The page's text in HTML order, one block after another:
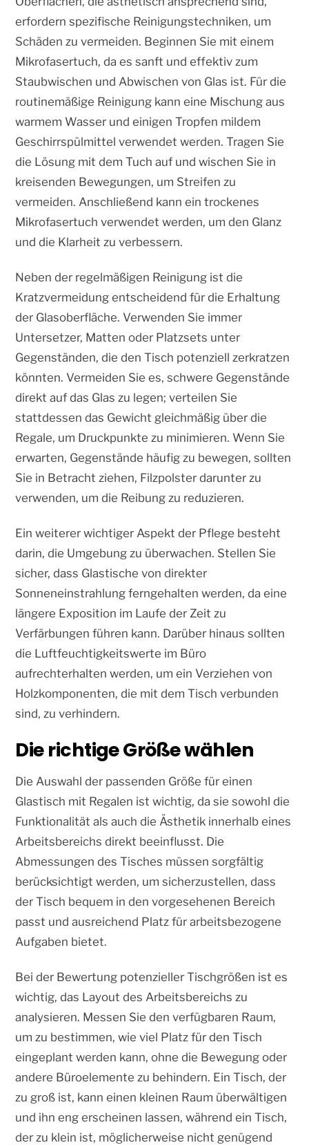
erfordern spezifische Reinigungstechniken, um
Schäden zu vermeiden. Beginnen Sie mit einem
Mikrofasertuch, da es sanft und effektiv zum
Staubwischen und Abwischen von Glas ist. Für die
routinemäßige Reinigung kann eine Mischung aus
warmem Wasser und einigen Tropfen mildem
Geschirrspülmittel verwendet werden. Tragen Sie
die Lösung mit dem Tuch auf und wischen Sie in
kreisenden Bewegungen, um Streifen zu
vermeiden. Anschließend kann ein trockenes
Mikrofasertuch verwendet werden, um den Glanz
und die Klarheit zu verbessern.
Neben der regelmäßigen Reinigung ist die
Kratzvermeidung entscheidend für die Erhaltung
der Glasoberfläche. Verwenden Sie immer
Untersetzer, Matten oder Platzsets unter
Gegenständen, die den Tisch potenziell zerkratzen
könnten. Vermeiden Sie es, schwere Gegenstände
direkt auf das Glas zu legen; verteilen Sie
stattdessen das Gewicht gleichmäßig über die
Regale, um Druckpunkte zu minimieren. Wenn Sie
erwarten, Gegenstände häufig zu bewegen, sollten
Sie in Betracht ziehen, Filzpolster darunter zu
verwenden, um die Reibung zu reduzieren.
Ein weiterer wichtiger Aspekt der Pflege besteht
darin, die Umgebung zu überwachen. Stellen Sie
sicher, dass Glastische von direkter
Sonneneinstrahlung ferngehalten werden, da eine
längere Exposition im Laufe der Zeit zu
Verfärbungen führen kann. Darüber hinaus sollten
die Luftfeuchtigkeitswerte im Büro
aufrechterhalten werden, um ein Verziehen von
Holzkomponenten, die mit dem Tisch verbunden
sind, zu verhindern.
Die richtige Größe wählen
Die Auswahl der passenden Größe für einen
Glastisch mit Regalen ist wichtig, da sie sowohl die
Funktionalität als auch die Ästhetik innerhalb eines
Arbeitsbereichs direkt beeinflusst. Die
Abmessungen des Tisches müssen sorgfältig
berücksichtigt werden, um sicherzustellen, dass
der Tisch bequem in den vorgesehenen Bereich
passt und ausreichend Platz für arbeitsbezogene
Aufgaben bietet.
Bei der Bewertung potenzieller Tischgrößen ist es
wichtig, das Layout des Arbeitsbereichs zu
analysieren. Messen Sie den verfügbaren Raum,
um zu bestimmen, wie viel Platz für den Tisch
eingeplant werden kann, ohne die Bewegung oder
andere Büroelemente zu behindern. Ein Tisch, der
zu groß ist, kann einen kleinen Raum überwältigen
und ihn eng erscheinen lassen, während ein Tisch,
der zu klein ist, möglicherweise nicht genügend